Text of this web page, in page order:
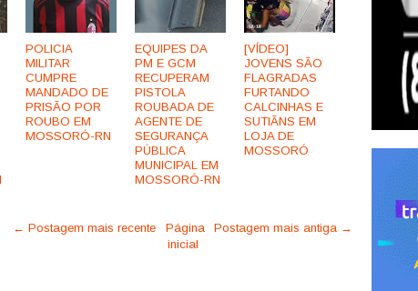
POLICIA
MILITAR
CUMPRE
MANDADO DE
PRISÃO POR
ROUBO EM
MOSSORÓ-RN
EQUIPES DA
PM E GCM
RECUPERAM
PISTOLA
ROUBADA DE
AGENTE DE
SEGURANÇA
PÚBLICA
MUNICIPAL EM
MOSSORÓ-RN
[VÍDEO]
JOVENS SÃO
FLAGRADAS
FURTANDO
CALCINHAS E
SUTIÃNS EM
LOJA DE
MOSSORÓ
← Postagem mais recente Postagem mais antiga →
Página
inicial